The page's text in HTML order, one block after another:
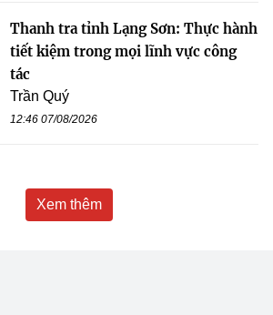
Thanh tra tỉnh Lạng Sơn: Thực hành
tiết kiệm trong mọi lĩnh vực công
tác
Trần Quý
12:46 07/08/2026
Xem thêm